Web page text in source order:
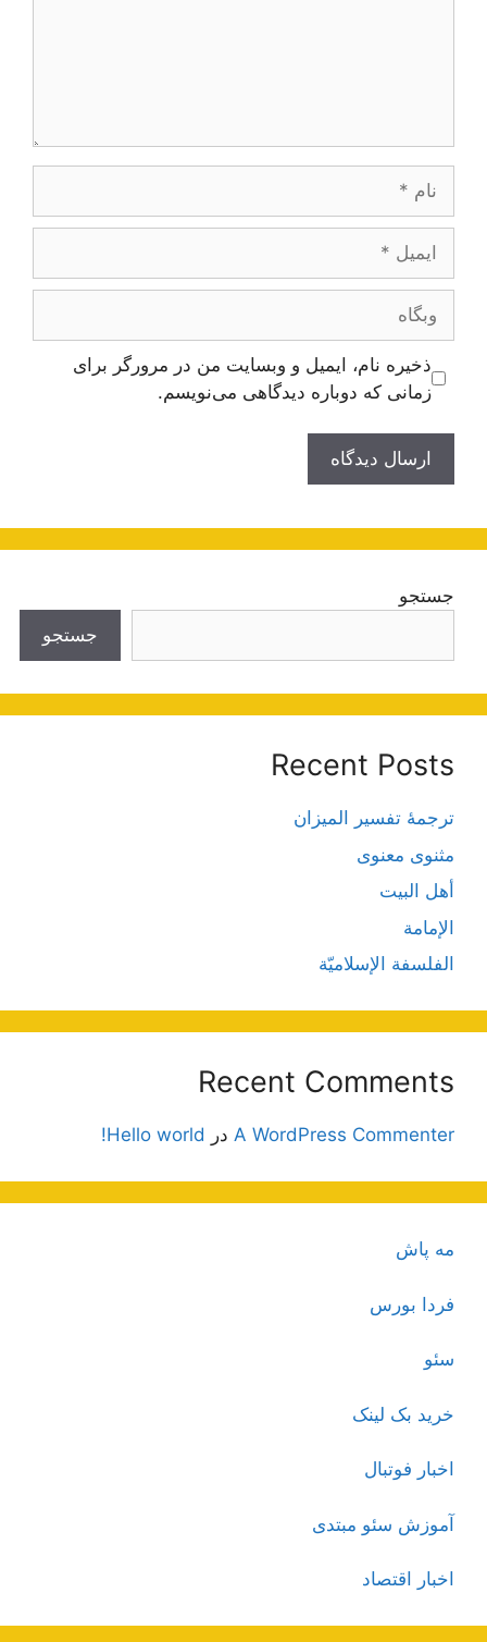
وبگاه
ذخیره نام، ایمیل و وبسایت من در مرورگر برای
زمانی که دوباره دیدگاهی می‌نویسم.
جستجو
جستجو
Recent Posts
ترجمۀ تفسیر المیزان
مثنوی معنوی
أهل البيت
الإمامة
الفلسفة الإسلاميّة
Recent Comments
A WordPress Commenter در Hello world!
مه پاش
فردا بورس
سئو
خرید بک لینک
اخبار فوتبال
آموزش سئو مبتدی
اخبار اقتصاد